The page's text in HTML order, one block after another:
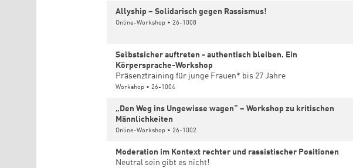
Allyship – Solidarisch gegen Rassismus!
Online-Workshop • 26-1008
Selbstsicher auftreten - authentisch bleiben. Ein
Körpersprache-Workshop
Präsenztraining für junge Frauen* bis 27 Jahre
Workshop • 26-1004
„Den Weg ins Ungewisse wagen“ – Workshop zu kritischen
Männlichkeiten
Online-Workshop • 26-1002
Moderation im Kontext rechter und rassistischer Positionen
Neutral sein gibt es nicht!